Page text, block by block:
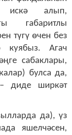
искә алып,
габаритлы
түгү өчен без
куябыз. Агач
сабаклары,
булса да,
– диде ширкәт
да), үз
яшелчәсен,